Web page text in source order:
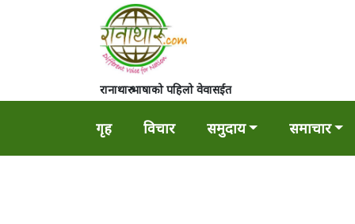
रानाथारु भाषाको पहिलो वेवासईत
गृह विचार समुदाय समाचार